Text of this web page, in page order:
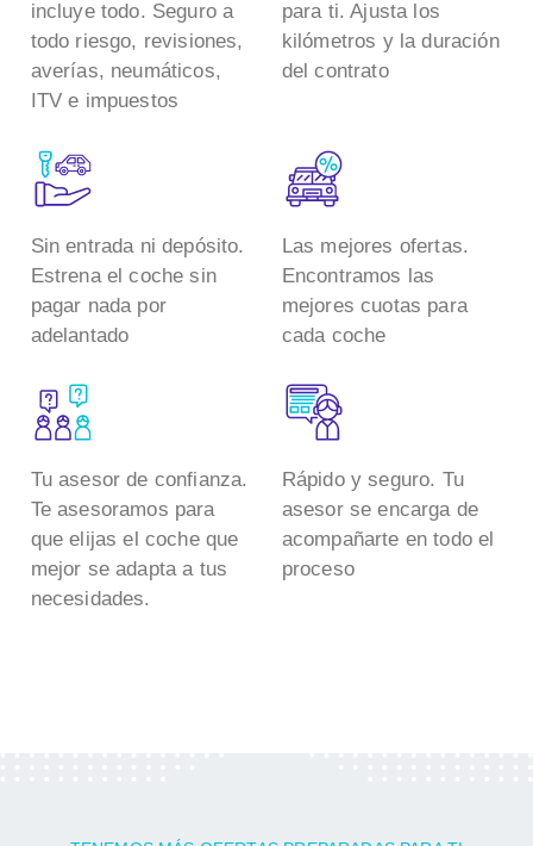
incluye todo. Seguro a
todo riesgo, revisiones,
averías, neumáticos,
ITV e impuestos
para ti. Ajusta los
kilómetros y la duración
del contrato
Sin entrada ni depósito.
Estrena el coche sin
pagar nada por
adelantado
Las mejores ofertas.
Encontramos las
mejores cuotas para
cada coche
Tu asesor de confianza.
Te asesoramos para
que elijas el coche que
mejor se adapta a tus
necesidades.
Rápido y seguro. Tu
asesor se encarga de
acompañarte en todo el
proceso